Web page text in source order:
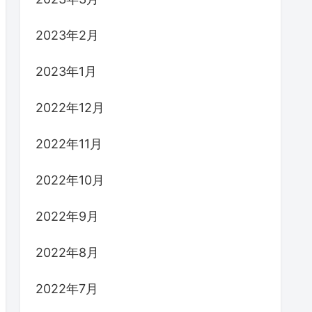
2023年2月
2023年1月
2022年12月
2022年11月
2022年10月
2022年9月
2022年8月
2022年7月